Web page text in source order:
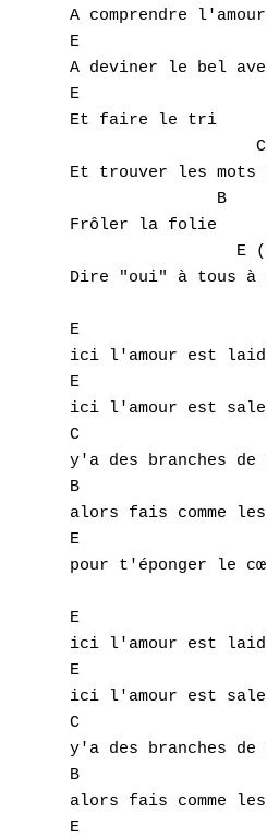
A comprendre
E
A deviner le bel
E
Et faire le tri
                   C
Et trouver les mots
               B
Frôler la folie
E
Dire "oui" à tous à
E
ici l'amour est laid
E
ici l'amour est sale
C
y'a des branches
B
alors fais comme
E
pour t'éponger le
E
ici l'amour est laid
E
ici l'amour est sale
C
y'a des branches
B
alors fais comme
E